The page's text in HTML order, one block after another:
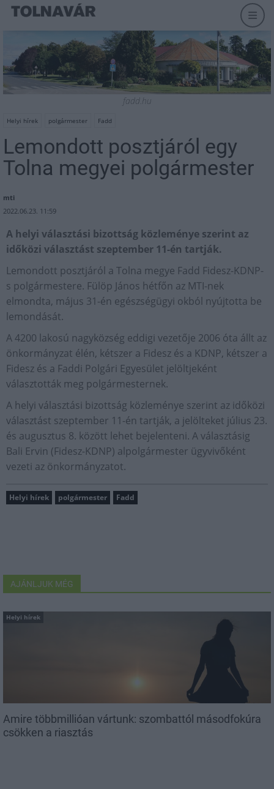
fadd.hu
Helyi hírek polgármester Fadd
Lemondott posztjáról egy
Tolna megyei polgármester
mti
2022.06.23. 11:59
A helyi választási bizottság közleménye szerint az
időközi választást szeptember 11-én tartják.
Lemondott posztjáról a Tolna megye Fadd Fidesz-KDNP-
s polgármestere. Fülöp János hétfőn az MTI-nek
elmondta, május 31-én egészségügyi okból nyújtotta be
lemondását.
A 4200 lakosú nagyközség eddigi vezetője 2006 óta állt az
önkormányzat élén, kétszer a Fidesz és a KDNP, kétszer a
Fidesz és a Faddi Polgári Egyesület jelöltjeként
választották meg polgármesternek.
A helyi választási bizottság közleménye szerint az időközi
választást szeptember 11-én tartják, a jelölteket július 23.
és augusztus 8. között lehet bejelenteni. A választásig
Bali Ervin (Fidesz-KDNP) alpolgármester ügyvivőként
vezeti az önkormányzatot.
Helyi hírek polgármester Fadd
AJÁNLJUK MÉG
Helyi hírek
Amire többmillióan vártunk: szombattól másodfokúra
csökken a riasztás